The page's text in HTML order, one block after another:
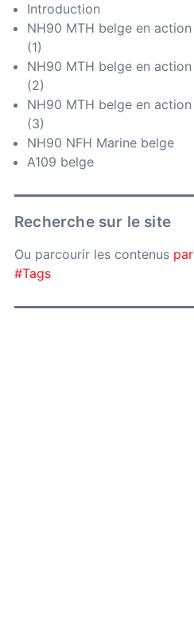
Introduction
NH90 MTH belge en action
(1)
NH90 MTH belge en action
(2)
NH90 MTH belge en action
(3)
NH90 NFH Marine belge
A109 belge
Recherche sur le site
Ou parcourir les contenus par
#Tags